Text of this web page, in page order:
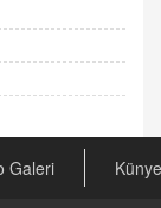
Önce
Galeri Künye